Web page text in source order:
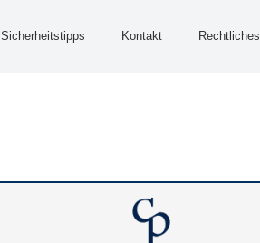
Sicherheitstipps Kontakt Rechtliches